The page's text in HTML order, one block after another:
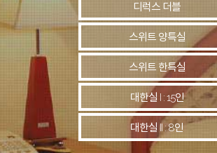
디럭스 더블
스위트 양특실
스위트 한특실
대한실 I : 15인
대한실 II : 8인